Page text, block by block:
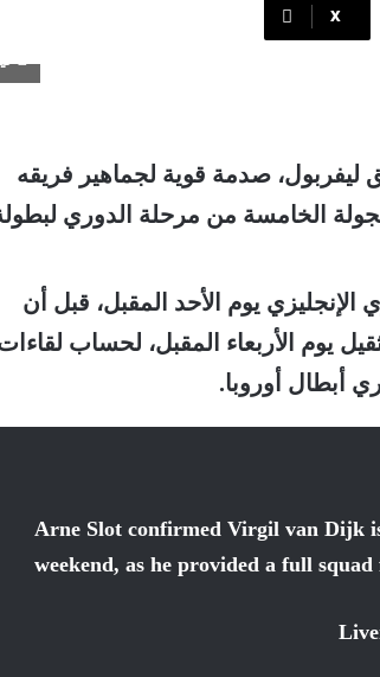
‫X
ليفربول، صدمة قوية لجماهير فريقه
الخامسة من مرحلة الدوري
يوم الأحد المقبل، قبل أن
يوم الأربعاء المقبل، لحساب
أبطال أوروبا.
Arne Slot confirmed Virgil van Dijk
weekend, as he provided a full squad